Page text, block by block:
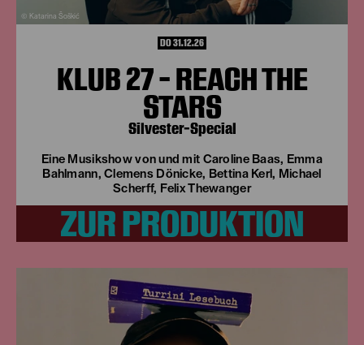
© Katarina Šoškić
DO 31.12.26
KLUB 27 - REACH THE
STARS
Silvester-Special
Eine Musikshow von und mit Caroline Baas, Emma
Bahlmann, Clemens Dönicke, Bettina Kerl, Michael
Scherff, Felix Thewanger
ZUR PRODUKTION